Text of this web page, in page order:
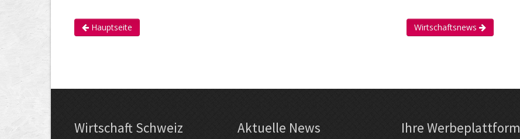
Hauptseite Wirtschaftsnews
Wirtschaft Schweiz Aktuelle News Ihre Werbe­plattform